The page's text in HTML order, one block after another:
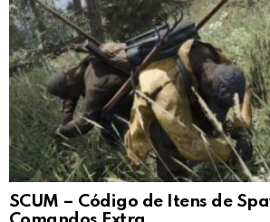
SCUM – Código de Itens de